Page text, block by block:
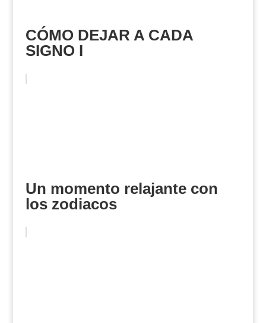
CÓMO DEJAR A CADA
SIGNO I
Un momento relajante con
los zodiacos